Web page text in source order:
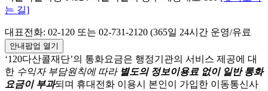
는 길]
대표전화: 02-120 또는 02-731-2120 (365일 24시간 운영/유료
안내팝업 열기
‘120다산콜재단’의 통화요금은 행정기관의 서비스 제공에 대
한 수익자 부담원칙에 따라 별도의 정보이용료 없이 일반 통화
요금이 부과되며 휴대전화 이용시 본인이 가입한 이동통신사